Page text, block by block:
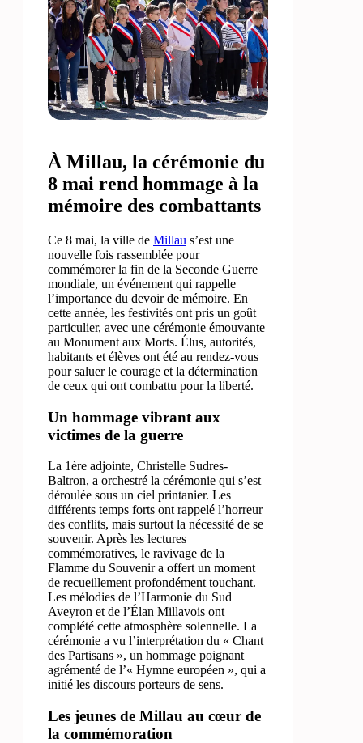
À Millau, la cérémonie du
8 mai rend hommage à la
mémoire des combattants
Ce 8 mai, la ville de Millau s’est une
nouvelle fois rassemblée pour
commémorer la fin de la Seconde Guerre
mondiale, un événement qui rappelle
l’importance du devoir de mémoire. En
cette année, les festivités ont pris un goût
particulier, avec une cérémonie émouvante
au Monument aux Morts. Élus, autorités,
habitants et élèves ont été au rendez-vous
pour saluer le courage et la détermination
de ceux qui ont combattu pour la liberté.
Un hommage vibrant aux
victimes de la guerre
La 1ère adjointe, Christelle Sudres-
Baltron, a orchestré la cérémonie qui s’est
déroulée sous un ciel printanier. Les
différents temps forts ont rappelé l’horreur
des conflits, mais surtout la nécessité de se
souvenir. Après les lectures
commémoratives, le ravivage de la
Flamme du Souvenir a offert un moment
de recueillement profondément touchant.
Les mélodies de l’Harmonie du Sud
Aveyron et de l’Élan Millavois ont
complété cette atmosphère solennelle. La
cérémonie a vu l’interprétation du « Chant
des Partisans », un hommage poignant
agrémenté de l’« Hymne européen », qui a
initié les discours porteurs de sens.
Les jeunes de Millau au cœur de
la commémoration